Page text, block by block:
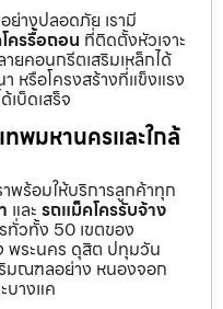
ย่างปลอดภัย เรามี
ครรื้อถอน ที่ติดตั้งหัวเจาะ
ายคอนกรีตเสริมเหล็กได้
หรือโครงสร้างที่แข็งแรง
เบ็ดเสร็จ
พมหานครและใกล้
พร้อมให้บริการลูกค้าทุก
และ รถแม็คโครรับจ้าง
ทั่วทั้ง 50 เขตของ
พระนคร ดุสิต ปทุมวัน
มณฑลอย่าง หนองจอก
บางแค